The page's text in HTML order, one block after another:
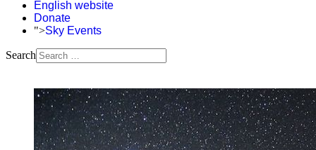
English website
Donate
">Sky Events
Search